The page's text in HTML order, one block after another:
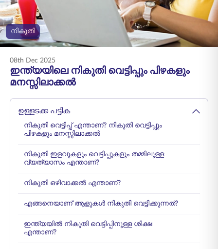
ENGLISH
ഓൺലൈനായി
വാങ്ങുക
പ്രീമിയം അടയ്ക്കുക
നികുതി
08th Dec 2025
ഇന്ത്യയിലെ നികുതി വെട്ടിപ്പും പിഴകളും
മനസ്സിലാക്കൽ
ഉള്ളടക്ക പട്ടിക
നികുതി വെട്ടിപ്പ് എന്താണ്? നികുതി വെട്ടിപ്പും
പിഴകളും മനസ്സിലാക്കൽ
നികുതി ഇളവുകളും വെട്ടിപ്പുകളും തമ്മിലുള്ള
വ്യത്യാസം എന്താണ്?
നികുതി ഒഴിവാക്കൽ എന്താണ്?
എങ്ങനെയാണ് ആളുകൾ നികുതി വെട്ടിക്കുന്നത്?
ഇന്ത്യയിൽ നികുതി വെട്ടിപ്പിനുള്ള ശിക്ഷ
എന്താണ്?